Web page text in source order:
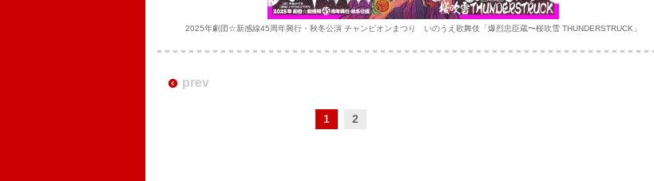
2025年劇団☆新感線45周年興行・秋冬公演 チャンピオンまつり いのうえ歌舞伎「爆烈忠臣蔵〜桜吹雪 THUNDERSTRUCK」
prev
1 2